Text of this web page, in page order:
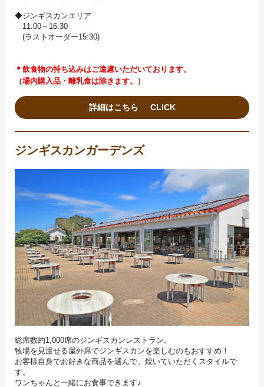
◆ジンギスカンエリア
11:00～16:30
(ラストオーダー15:30)
＊飲食物の持ち込みはご遠慮いただいております。
（場内購入品・離乳食は除きます。）
詳細はこちら
ジンギスカンガーデンズ
総席数約1,000席のジンギスカンレストラン。
牧場を見渡せる屋外席でジンギスカンを楽しむのもおすすめ！
お客様自身でお好きな商品を選んで、焼いていただくスタイルで
す。
ワンちゃんと一緒にお食事できます♪